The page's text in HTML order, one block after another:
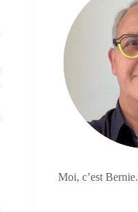
Moi, c’est Bernie.